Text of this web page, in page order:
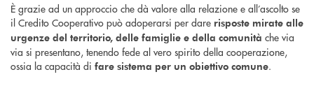
È grazie ad un approccio che dà valore alla relazione e all’ascolto se
il Credito Cooperativo può adoperarsi per dare risposte mirate alle
urgenze del territorio, delle famiglie e della comunità che via
via si presentano, tenendo fede al vero spirito della cooperazione,
ossia la capacità di fare sistema per un obiettivo comune.